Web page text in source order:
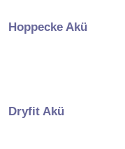
Hoppecke Akü
Dryfit Akü